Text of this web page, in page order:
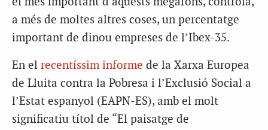
a més de moltes altres coses, un percentatge
important de dinou empreses de l’Ibex-35.
En el recentíssim informe de la Xarxa Europea
de Lluita contra la Pobresa i l’Exclusió Social a
l’Estat espanyol (EAPN-ES), amb el molt
significatiu títol de “El paisatge de